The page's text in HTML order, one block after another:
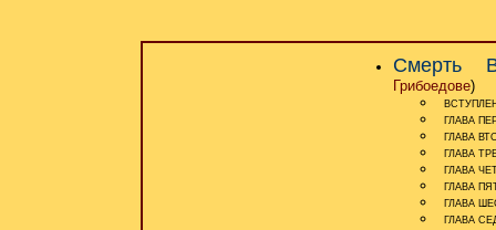
Смерть
Грибоедове)
ГЛАВА
ГЛАВА
ГЛАВА
ГЛАВА
ГЛАВА
ГЛАВА
ГЛАВА